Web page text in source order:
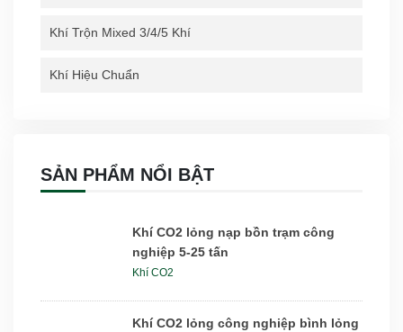
Khí Trộn Mixed 3/4/5 Khí
Khí Hiệu Chuẩn
SẢN PHẨM NỔI BẬT
Khí CO2 lỏng nạp bồn trạm công
nghiệp 5-25 tấn
Khí CO2
Khí CO2 lỏng công nghiệp bình lỏng